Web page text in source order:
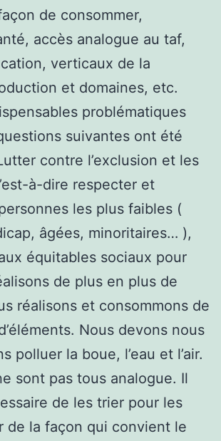
de consommer,
accès analogue au taf,
verticaux de la
et domaines, etc.
problématiques
suivantes ont été
contre l’exclusion et les
à-dire respecter et
les plus faibles (
âgées, minoritaires… ),
équitables sociaux pour
de plus en plus de
réalisons et consommons de
Nous devons nous
polluer la boue, l’eau et l’air.
sont pas tous analogue. Il
de les trier pour les
de la façon qui convient le